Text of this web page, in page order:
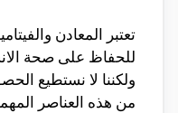
تعتبر المعادن
للحفاظ على صحة
ولكننا لا نستطيع
من هذه العناصر